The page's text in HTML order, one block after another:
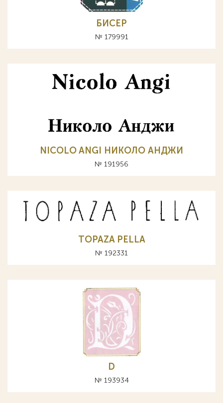
БИСЕР
№ 179991
NICOLO ANGI НИКОЛО АНДЖИ
№ 191956
TOPAZA PELLA
№ 192331
D
№ 193934